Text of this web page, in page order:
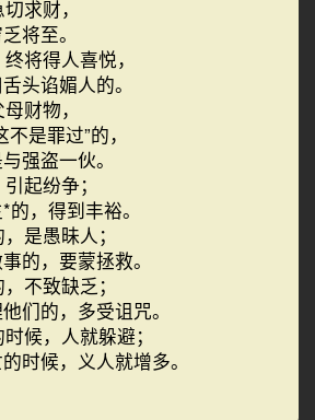
求财，
将至。
将得人喜悦，
头谄媚人的。
财物，
是罪过”的，
强盗一伙。
起纷争；
，得到丰裕。
是愚昧人；
的，要蒙拯救。
不致缺乏；
们的，多受诅咒。
候，人就躲避；
时候，义人就增多。